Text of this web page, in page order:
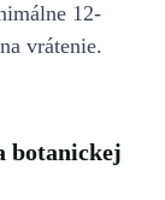
12-
vrátenie.
botanickej